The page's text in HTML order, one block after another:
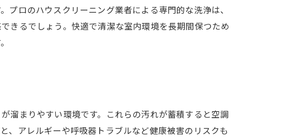
ロのハウスクリーニング業者による専門的な洗浄は、
きるでしょう。快適で清潔な室内環境を長期間保つため
溜まりやすい環境です。これらの汚れが蓄積すると空調
、アレルギーや呼吸器トラブルなど健康被害のリスクも